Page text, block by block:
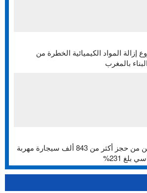
إزالة المواد الكيميائية الخطرة من
بالمغرب
تقرير: الجمارك تتمكن من حجز أكثر من 843 ألف سيجارة مهربة